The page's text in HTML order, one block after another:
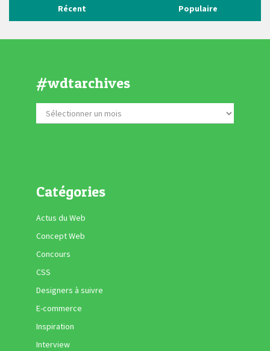
Récent Populaire
#wdtarchives
Catégories
Actus du Web
Concept Web
Concours
CSS
Designers à suivre
E-commerce
Inspiration
Interview